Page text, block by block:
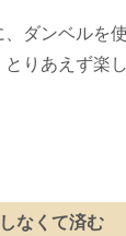
ダンベルを
りあえず楽
なくて済む